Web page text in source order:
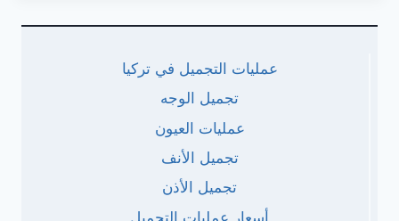
عمليات التجميل في تركيا
تجميل الوجه
عمليات العيون
تجميل الأنف
تجميل الأذن
أسعار عمليات التجميل